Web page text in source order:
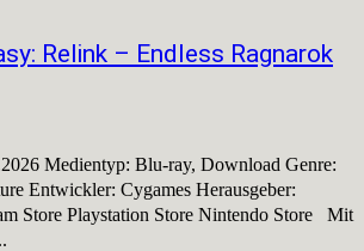
Relink – Endless Ragnarok
Medientyp: Blu-ray, Download Genre:
Entwickler: Cygames Herausgeber: